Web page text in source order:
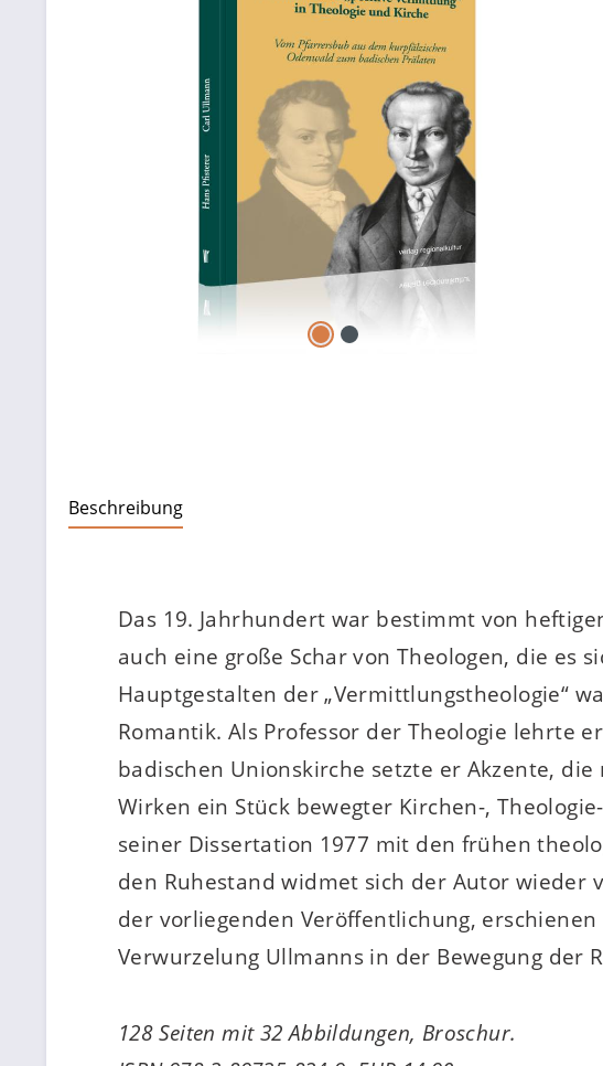
Beschreibung
Das 19. Jahrhundert war bestimmt von
auch eine große Schar von Theologen, die es
Hauptgestalten der „Vermittlungstheologie“
Romantik. Als Professor der Theologie lehrte
badischen Unionskirche setzte er Akzente,
Wirken ein Stück bewegter Kirchen-,
seiner Dissertation 1977 mit den frühen
den Ruhestand widmet sich der Autor wieder
der vorliegenden Veröffentlichung,
Verwurzelung Ullmanns in der Bewegung der
128 Seiten mit 32 Abbildungen, Broschur.